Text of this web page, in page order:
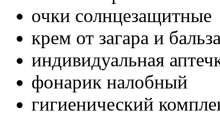
очки солнцезащитные
крем от загара и
индивидуальная
фонарик налобный
гигиенический